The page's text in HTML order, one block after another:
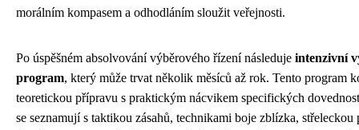
morálním kompasem a odhodláním sloužit veřejnosti.
Po úspěšném absolvování výběrového řízení následuje intenzivní
program, který může trvat několik měsíců až rok. Tento program
teoretickou přípravu s praktickým nácvikem specifických
se seznamují s taktikou zásahů, technikami boje zblízka, střeleckou